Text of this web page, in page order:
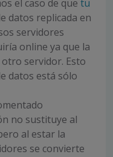
el caso de que tu
datos replicada en
servidores
online ya que la
servidor. Esto
datos está sólo
no sustituye al
al estar la
se convierte